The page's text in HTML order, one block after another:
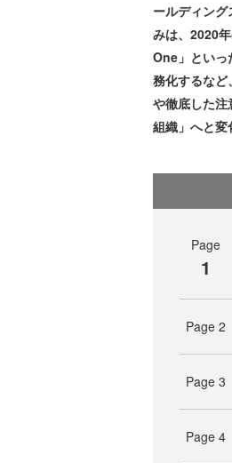
ールディン
みは、2020
One」といっ
務化するな
や徹底した注
組織」へと変
Page
1
Page 2
Page 3
Page 4